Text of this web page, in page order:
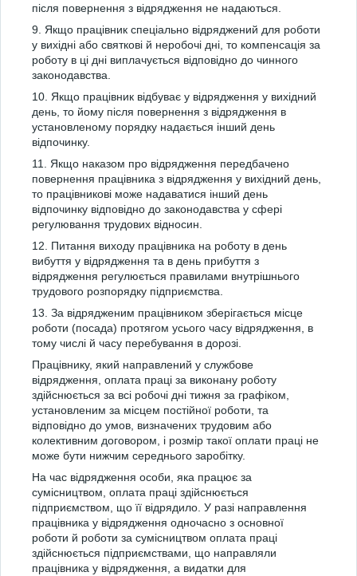
після повернення з відрядження не надаються.
9. Якщо працівник спеціально відряджений для роботи
у вихідні або святкові й неробочі дні, то компенсація за
роботу в ці дні виплачується відповідно до чинного
законодавства.
10. Якщо працівник відбуває у відрядження у вихідний
день, то йому після повернення з відрядження в
установленому порядку надається інший день
відпочинку.
11. Якщо наказом про відрядження передбачено
повернення працівника з відрядження у вихідний день,
то працівникові може надаватися інший день
відпочинку відповідно до законодавства у сфері
регулювання трудових відносин.
12. Питання виходу працівника на роботу в день
вибуття у відрядження та в день прибуття з
відрядження регулюється правилами внутрішнього
трудового розпорядку підприємства.
13. За відрядженим працівником зберігається місце
роботи (посада) протягом усього часу відрядження, в
тому числі й часу перебування в дорозі.
Працівнику, який направлений у службове
відрядження, оплата праці за виконану роботу
здійснюється за всі робочі дні тижня за графіком,
установленим за місцем постійної роботи, та
відповідно до умов, визначених трудовим або
колективним договором, і розмір такої оплати праці не
може бути нижчим середнього заробітку.
На час відрядження особи, яка працює за
сумісництвом, оплата праці здійснюється
підприємством, що її відрядило. У разі направлення
працівника у відрядження одночасно з основної
роботи й роботи за сумісництвом оплата праці
здійснюється підприємствами, що направляли
працівника у відрядження, а видатки для